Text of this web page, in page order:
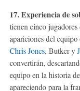
17. Experiencia de
tienen cinco
apariciones del
Chris Jones, Butker y
convertirán,
equipo en la historia
apareciendo para la